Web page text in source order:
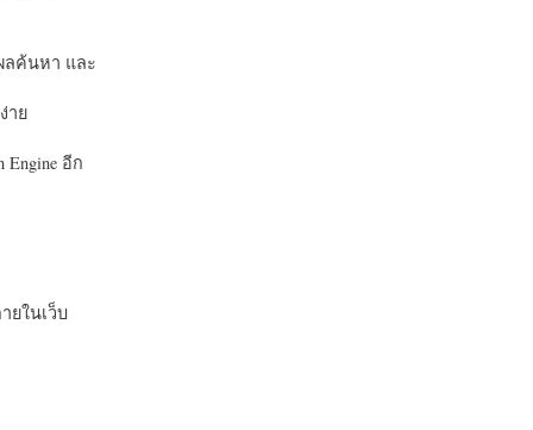
ลค้นหา และ
าย
อีก
ยในเว็บ